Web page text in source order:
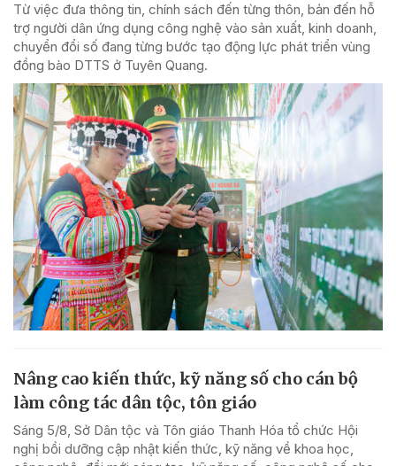
Từ việc đưa thông tin, chính sách đến từng thôn, bản đến hỗ
trợ người dân ứng dụng công nghệ vào sản xuất, kinh doanh,
chuyển đổi số đang từng bước tạo động lực phát triển vùng
đồng bào DTTS ở Tuyên Quang.
Nâng cao kiến thức, kỹ năng số cho cán bộ
làm công tác dân tộc, tôn giáo
Sáng 5/8, Sở Dân tộc và Tôn giáo Thanh Hóa tổ chức Hội
nghị bồi dưỡng cập nhật kiến thức, kỹ năng về khoa học,